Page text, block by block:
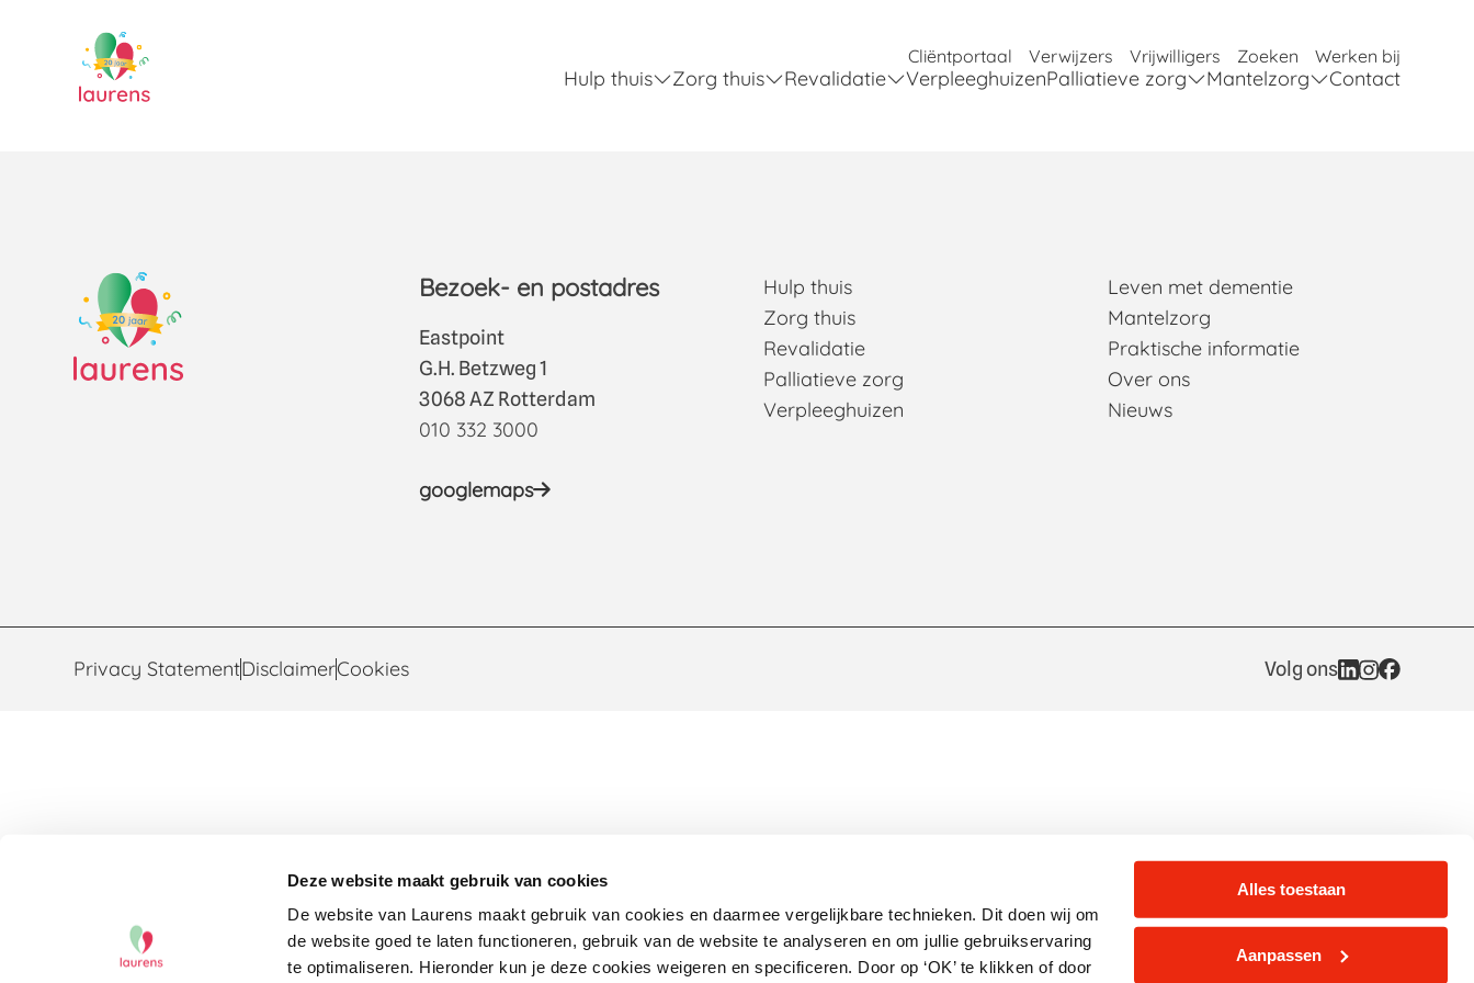
Deze website maakt gebruik van cookies
De website van Laurens maakt gebruik van cookies en daarmee vergelijkbare technieken. Dit doen wij om
de website goed te laten functioneren, gebruik van de website te analyseren en om jullie gebruikservaring
te optimaliseren. Hieronder kun je deze cookies weigeren en specificeren. Door op ‘OK’ te klikken of door
Alles toestaan
Aanpassen
Cliëntportaal Verwijzers Vrijwilligers Zoeken Werken bij
Hulp thuis Zorg thuis Revalidatie VerpleeghuizenPalliatieve zorg Mantelzorg Contact
Berichtennavigatie
Bezoek- en postadres
Eastpoint
G.H. Betzweg 1
3068 AZ Rotterdam
010 332 3000
googlemaps
Hulp thuis
Zorg thuis
Revalidatie
Palliatieve zorg
Verpleeghuizen
Leven met dementie
Mantelzorg
Praktische informatie
Over ons
Nieuws
Privacy StatementDisclaimerCookies Volg ons